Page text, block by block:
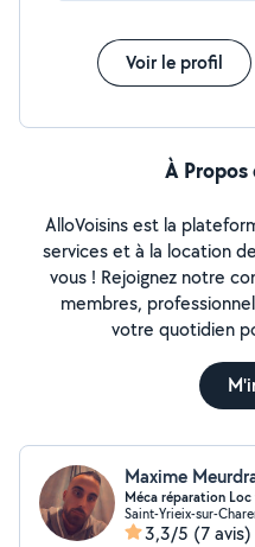
Voir le profil
À Propos
AlloVoisins est la
services et à la location
vous ! Rejoignez notre
membres,
votre quotidien
Maxime
Méca réparation
Saint-Yrieix-sur-
3,3/5 (7 avis)